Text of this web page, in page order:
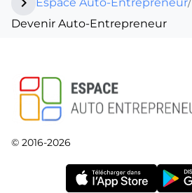
Espace Auto-Entrepreneur/
Devenir Auto-Entrepreneur
© 2016-2026